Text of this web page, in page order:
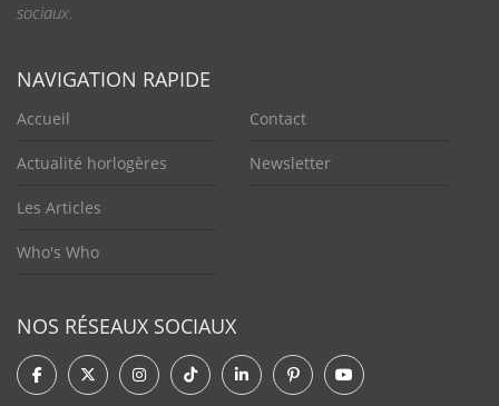
sociaux.
NAVIGATION RAPIDE
Accueil
Actualité horlogères
Les Articles
Who's Who
Contact
Newsletter
NOS RÉSEAUX SOCIAUX